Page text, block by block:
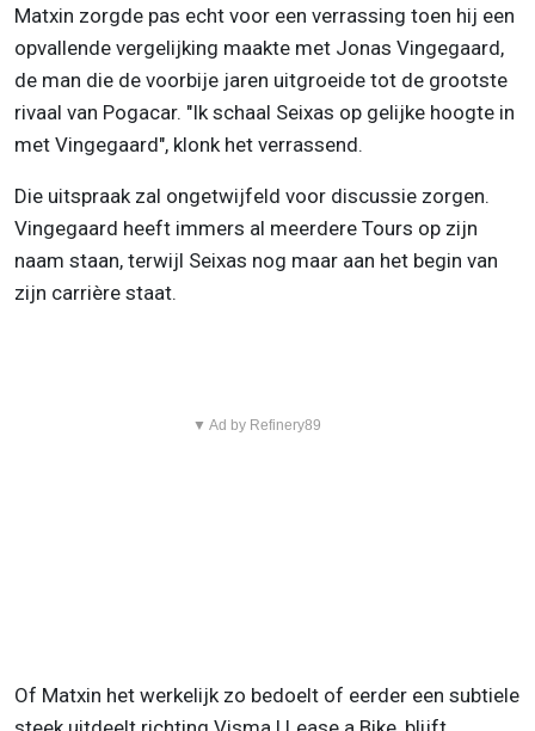
Matxin zorgde pas echt voor een verrassing toen hij een
opvallende vergelijking maakte met Jonas Vingegaard,
de man die de voorbije jaren uitgroeide tot de grootste
rivaal van Pogacar. "Ik schaal Seixas op gelijke hoogte in
met Vingegaard", klonk het verrassend.
Die uitspraak zal ongetwijfeld voor discussie zorgen.
Vingegaard heeft immers al meerdere Tours op zijn
naam staan, terwijl Seixas nog maar aan het begin van
zijn carrière staat.
▼ Ad by Refinery89
Of Matxin het werkelijk zo bedoelt of eerder een subtiele